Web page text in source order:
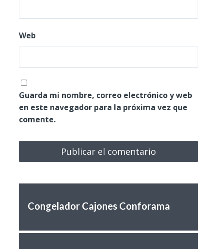
Web
Guarda mi nombre, correo electrónico y web
en este navegador para la próxima vez que
comente.
Congelador Cajones Conforama